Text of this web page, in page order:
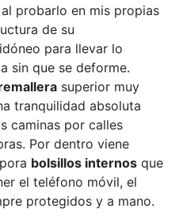
probarlo en mis propias
de su
para llevar lo
sin que se deforme.
superior muy
tranquilidad absoluta
caminas por calles
Por dentro viene
bolsillos internos que
el teléfono móvil, el
protegidos y a mano.